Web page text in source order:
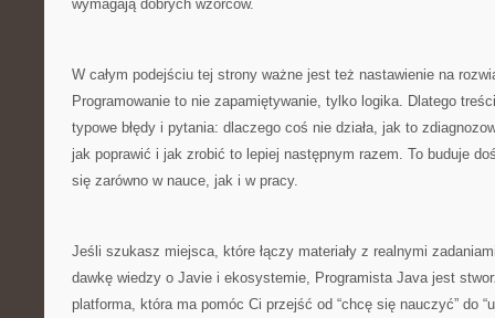
wymagają dobrych wzorców.
W całym podejściu tej strony ważne jest też nastawienie na
Programowanie to nie zapamiętywanie, tylko logika. Dlatego
typowe błędy i pytania: dlaczego coś nie działa, jak to
jak poprawić i jak zrobić to lepiej następnym razem. To buduje
się zarówno w nauce, jak i w pracy.
Jeśli szukasz miejsca, które łączy materiały z realnymi
dawkę wiedzy o Javie i ekosystemie, Programista Java jest
platforma, która ma pomóc Ci przejść od “chcę się nauczyć” do